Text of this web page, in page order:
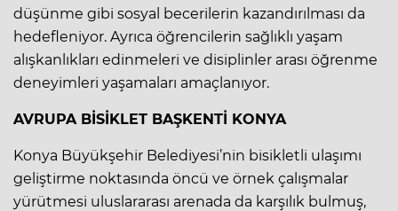
düşünme gibi sosyal becerilerin kazandırılması da
hedefleniyor. Ayrıca öğrencilerin sağlıklı yaşam
alışkanlıkları edinmeleri ve disiplinler arası öğrenme
deneyimleri yaşamaları amaçlanıyor.
AVRUPA BİSİKLET BAŞKENTİ KONYA
Konya Büyükşehir Belediyesi’nin bisikletli ulaşımı
geliştirme noktasında öncü ve örnek çalışmalar
yürütmesi uluslararası arenada da karşılık bulmuş,